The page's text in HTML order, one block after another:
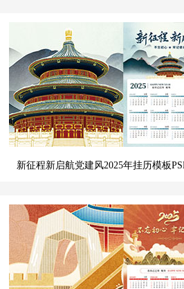
新征程新启航党建风2025年挂历模板